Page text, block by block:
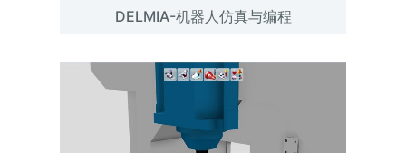
DELMIA-机器人仿真与编程